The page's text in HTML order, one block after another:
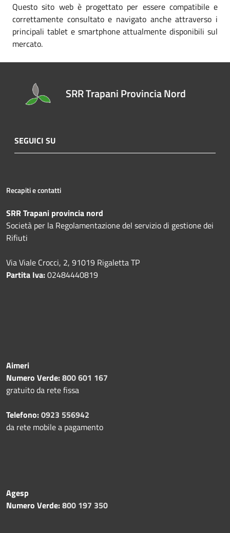
Questo sito web è progettato per essere compatibile e
correttamente consultato e navigato anche attraverso i
principali tablet e smartphone attualmente disponibili sul
mercato.
SRR Trapani Provincia Nord
SEGUICI SU
Recapiti e contatti
SRR Trapani provincia nord
Società per la Regolamentazione del servizio di gestione dei
Rifiuti
Via Viale Crocci, 2, 91019 Rigaletta TP
Partita Iva:02484440819
Aimeri
Numero Verde:800 601 167
gratuito da rete fissa
Telefono:0923 556942
da rete mobile a pagamento
Agesp
Numero Verde:800 197 350